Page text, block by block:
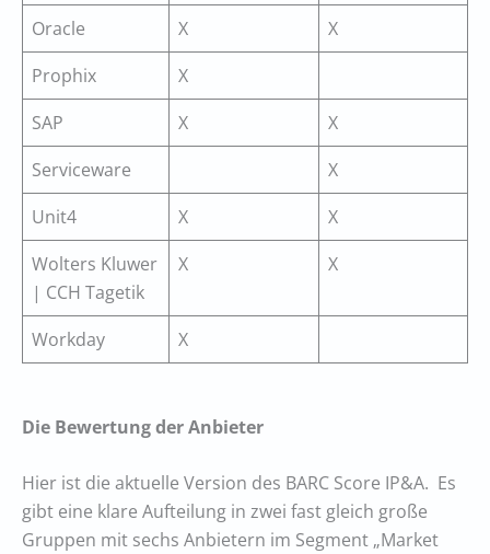
Oracle X
X
Prophix
X
SAP
X
X
Serviceware
X
Unit4
X
X
Wolters Kluwer
| CCH Tagetik
X X
Workday X
Die Bewertung der Anbieter
Hier ist die aktuelle Version des BARC Score IP&A. Es
gibt eine klare Aufteilung in zwei fast gleich große
Gruppen mit sechs Anbietern im Segment „Market